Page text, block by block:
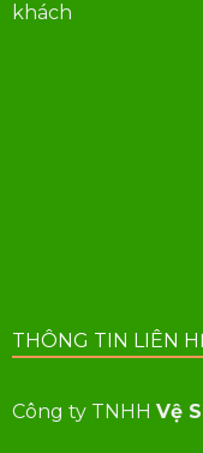
khách
THÔNG TIN LIÊN
Công ty TNHH Vệ